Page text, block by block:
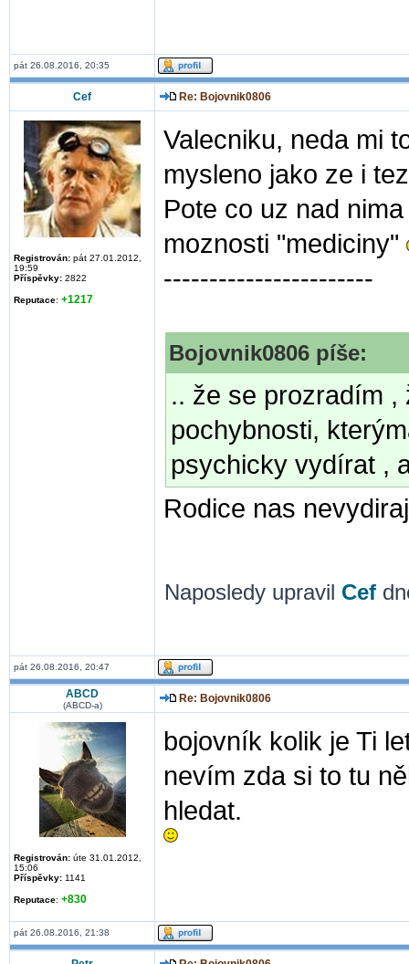
pát 26.08.2016, 20:35
Cef Re: Bojovnik0806
Registrován: pát 27.01.2012,
19:59
Příspěvky: 2822
Reputace: +1217
Valecniku, neda mi
mysleno jako ze i
Pote co uz nad
moznosti "mediciny"
-----------------------
Bojovnik0806 píše:
.. že se prozradím
pochybnosti,
psychicky vydírat ,
Rodice nas
Naposledy upravil Cef
pát 26.08.2016, 20:47
ABCD
(ABCD-a)
Re: Bojovnik0806
Registrován: úte 31.01.2012,
15:06
Příspěvky: 1141
Reputace: +830
bojovník kolik je Ti
nevím zda si to tu
hledat.
pát 26.08.2016, 21:38